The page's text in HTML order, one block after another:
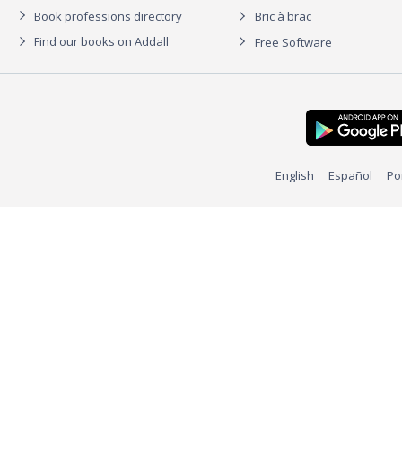
Book professions directory
Find our books on Addall
Bric à brac
Free Software
English Español